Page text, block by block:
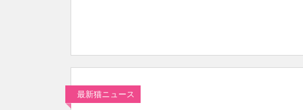
最新猫ニュース